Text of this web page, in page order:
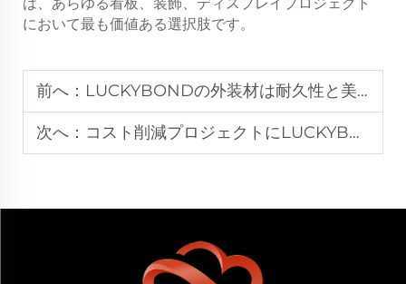
において最も価値ある選択肢です。
前へ： LUCKYBONDの外装材は耐久性と美的価値をどのように両立しているのでしょうか？
次へ： コスト削減プロジェクトにLUCKYBOND 3mmアルミ複合材を選ぶ理由は？